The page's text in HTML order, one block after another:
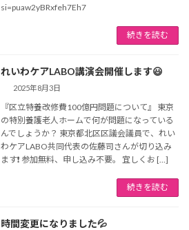
si=puaw2yBRxfeh7Eh7
続きを読む
れいわケアLABO講演会開催します😃
2025年8月3日
『区立特養改修費100億円問題について』 東京
の特別養護老人ホームで何が問題になっている
んでしょうか？ 東京都北区区議会議員で、れい
わケアLABO共同代表の佐藤司さんが切り込み
ます❗️ 参加無料、申し込み不要。 宜しくお […]
続きを読む
時間変更になりました💦